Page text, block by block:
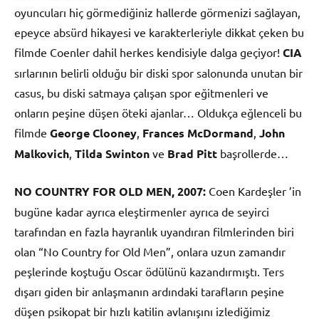
oyuncuları hiç görmediğiniz hallerde görmenizi sağlayan,
epeyce absürd hikayesi ve karakterleriyle dikkat çeken bu
filmde Coenler dahil herkes kendisiyle dalga geçiyor! CIA
sırlarının belirli olduğu bir diski spor salonunda unutan bir
casus, bu diski satmaya çalışan spor eğitmenleri ve
onların peşine düşen öteki ajanlar… Oldukça eğlenceli bu
filmde George Clooney Frances McDormand John
Malkovich Tilda Swinton ve Brad Pitt başrollerde…
NO COUNTRY FOR OLD MEN, 2007: Coen Kardeşler ’in
bugüne kadar ayrıca eleştirmenler ayrıca de seyirci
tarafından en fazla hayranlık uyandıran filmlerinden biri
olan “No Country for Old Men”, onlara uzun zamandır
peşlerinde koştuğu Oscar ödülünü kazandırmıştı. Ters
dışarı giden bir anlaşmanın ardındaki tarafların peşine
düşen psikopat bir hızlı katilin avlanışını izlediğimiz